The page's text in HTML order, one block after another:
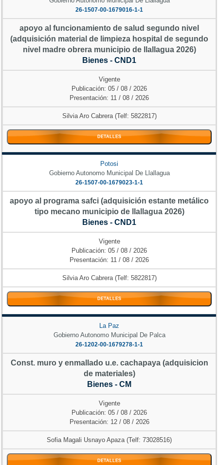
26-1507-00-1679016-1-1
apoyo al funcionamiento de salud segundo nivel
(adquisición material de limpieza hospital de segundo
nivel madre obrera municipio de llallagua 2026)
Bienes - CND1
Vigente
Publicación: 05 / 08 / 2026
Presentación: 11 / 08 / 2026
Silvia Aro Cabrera (Telf: 5822817)
DETALLES
Potosi
Gobierno Autonomo Municipal De Llallagua
26-1507-00-1679023-1-1
apoyo al programa safci (adquisición estante metálico
tipo mecano municipio de llallagua 2026)
Bienes - CND1
Vigente
Publicación: 05 / 08 / 2026
Presentación: 11 / 08 / 2026
Silvia Aro Cabrera (Telf: 5822817)
DETALLES
La Paz
Gobierno Autonomo Municipal De Palca
26-1202-00-1679278-1-1
Const. muro y enmallado u.e. cachapaya (adquisicion
de materiales)
Bienes - CM
Vigente
Publicación: 05 / 08 / 2026
Presentación: 12 / 08 / 2026
Sofia Magali Usnayo Apaza (Telf: 73028516)
DETALLES